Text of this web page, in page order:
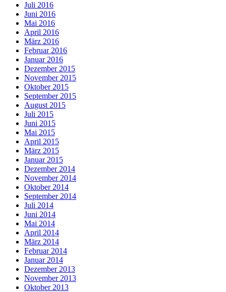
Juli 2016
Juni 2016
Mai 2016
April 2016
März 2016
Februar 2016
Januar 2016
Dezember 2015
November 2015
Oktober 2015
September 2015
August 2015
Juli 2015
Juni 2015
Mai 2015
April 2015
März 2015
Januar 2015
Dezember 2014
November 2014
Oktober 2014
September 2014
Juli 2014
Juni 2014
Mai 2014
April 2014
März 2014
Februar 2014
Januar 2014
Dezember 2013
November 2013
Oktober 2013